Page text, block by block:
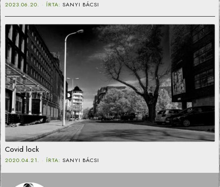
2023.06.20. ÍRTA: SANYI BÁCSI
Covid lock
2020.04.21. ÍRTA: SANYI BÁCSI